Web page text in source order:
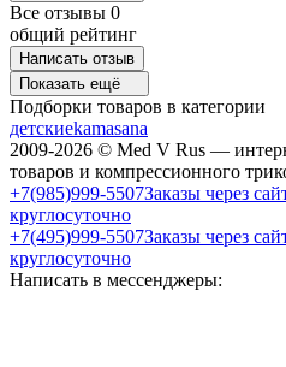
Все отзывы 0
общий рейтинг
Написать отзыв
Показать ещё
Подборки товаров в категории
детскиеkamasana
2009-2026 © Med V Rus —
товаров и компрессионного
+7(985)999-5507Заказы через
круглосуточно
+7(495)999-5507Заказы через
круглосуточно
Написать в мессенджеры: